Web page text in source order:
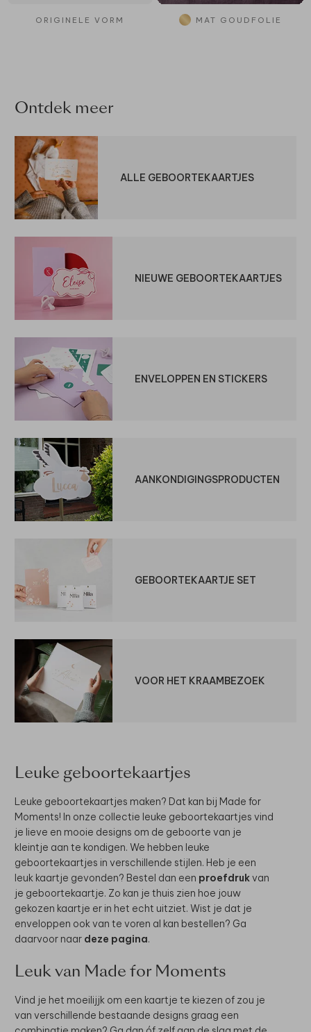
ORIGINELE VORM MAT GOUDFOLIE
Ontdek meer
ALLE GEBOORTEKAARTJES
NIEUWE GEBOORTEKAARTJES
ENVELOPPEN EN STICKERS
AANKONDIGINGSPRODUCTEN
GEBOORTEKAARTJE SET
VOOR HET KRAAMBEZOEK
Leuke geboortekaartjes
Leuke geboortekaartjes maken? Dat kan bij Made for
Moments! In onze collectie leuke geboortekaartjes vind
je lieve en mooie designs om de geboorte van je
kleintje aan te kondigen. We hebben leuke
geboortekaartjes in verschillende stijlen. Heb je een
leuk kaartje gevonden? Bestel dan een proefdrukvan
je geboortekaartje. Zo kan je thuis zien hoe jouw
gekozen kaartje er in het echt uitziet. Wist je dat je
enveloppen ook van te voren al kan bestellen? Ga
daarvoor naar deze pagina.
Leuk van Made for Moments
Vind je het moeilijjk om een kaartje te kiezen of zou je
van verschillende bestaande designs graag een